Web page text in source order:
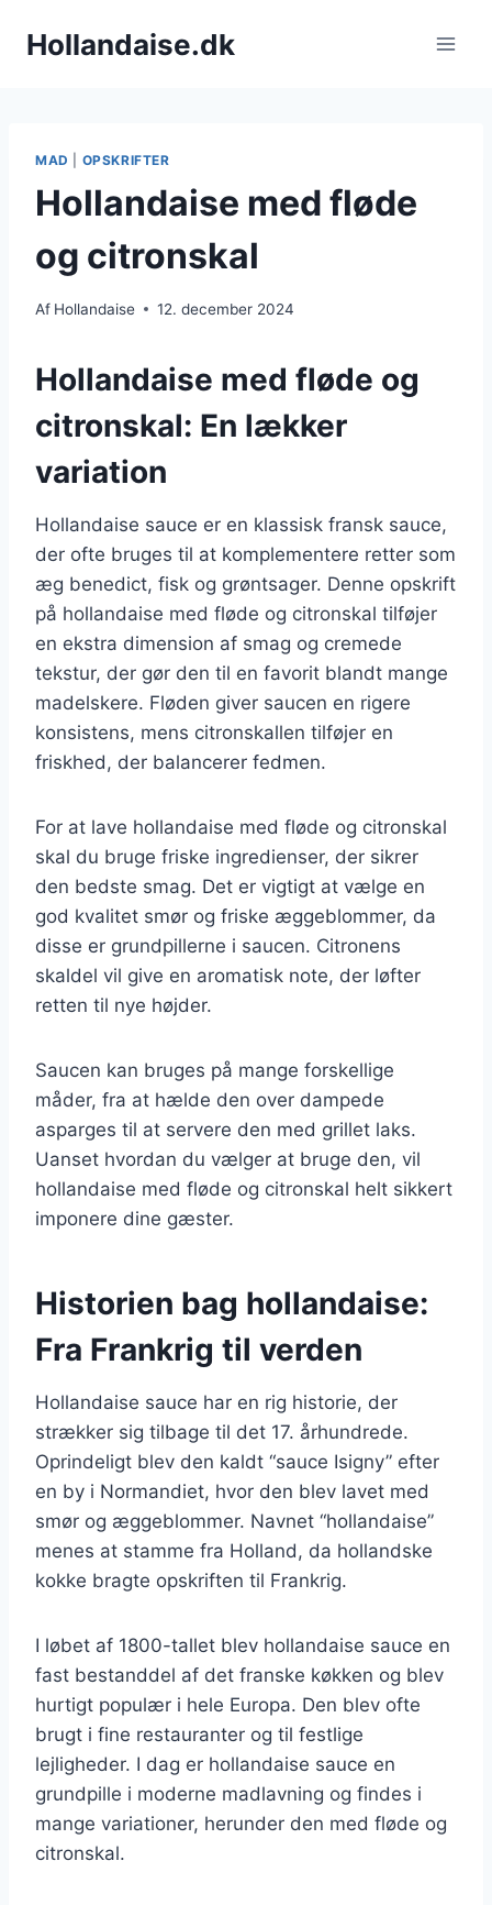
Hollandaise.dk
MAD OPSKRIFTER
Hollandaise med fløde
og citronskal
Af Hollandaise 12. december 2024
Hollandaise med fløde og
citronskal: En lækker
variation
Hollandaise sauce er en klassisk fransk sauce,
der ofte bruges til at komplementere retter som
æg benedict, fisk og grøntsager. Denne opskrift
på hollandaise med fløde og citronskal tilføjer
en ekstra dimension af smag og cremede
tekstur, der gør den til en favorit blandt mange
madelskere. Fløden giver saucen en rigere
konsistens, mens citronskallen tilføjer en
friskhed, der balancerer fedmen.
For at lave hollandaise med fløde og citronskal
skal du bruge friske ingredienser, der sikrer
den bedste smag. Det er vigtigt at vælge en
god kvalitet smør og friske æggeblommer, da
disse er grundpillerne i saucen. Citronens
skaldel vil give en aromatisk note, der løfter
retten til nye højder.
Saucen kan bruges på mange forskellige
måder, fra at hælde den over dampede
asparges til at servere den med grillet laks.
Uanset hvordan du vælger at bruge den, vil
hollandaise med fløde og citronskal helt sikkert
imponere dine gæster.
Historien bag hollandaise:
Fra Frankrig til verden
Hollandaise sauce har en rig historie, der
strækker sig tilbage til det 17. århundrede.
Oprindeligt blev den kaldt “sauce Isigny” efter
en by i Normandiet, hvor den blev lavet med
smør og æggeblommer. Navnet “hollandaise”
menes at stamme fra Holland, da hollandske
kokke bragte opskriften til Frankrig.
I løbet af 1800-tallet blev hollandaise sauce en
fast bestanddel af det franske køkken og blev
hurtigt populær i hele Europa. Den blev ofte
brugt i fine restauranter og til festlige
lejligheder. I dag er hollandaise sauce en
grundpille i moderne madlavning og findes i
mange variationer, herunder den med fløde og
citronskal.